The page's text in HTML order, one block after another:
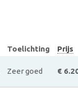
Toelichting
Prijs
Zeer goed €